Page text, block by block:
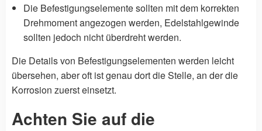
Die Befestigungselemente sollten mit dem korrekten
Drehmoment angezogen werden, Edelstahlgewinde
sollten jedoch nicht überdreht werden.
Die Details von Befestigungselementen werden leicht
übersehen, aber oft ist genau dort die Stelle, an der die
Korrosion zuerst einsetzt.
Achten Sie auf die